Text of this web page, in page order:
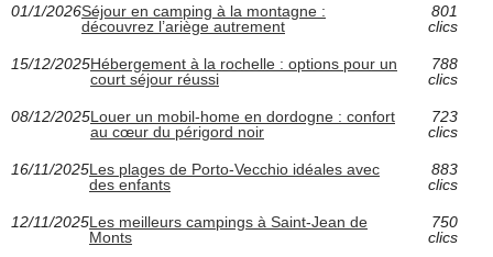
01/1/2026Séjour en camping à la montagne :
découvrez l’ariège autrement
801
clics
15/12/2025Hébergement à la rochelle : options pour un
court séjour réussi
788
clics
08/12/2025Louer un mobil-home en dordogne : confort
au cœur du périgord noir
723
clics
16/11/2025Les plages de Porto-Vecchio idéales avec
des enfants
883
clics
12/11/2025Les meilleurs campings à Saint-Jean de
Monts
750
clics